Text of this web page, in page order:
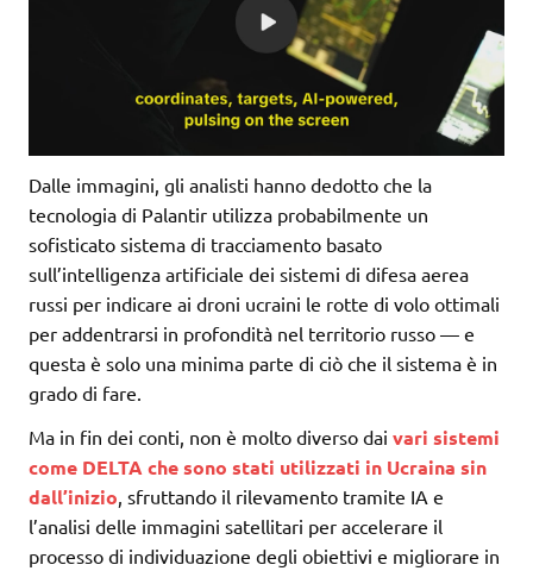
Dalle immagini, gli analisti hanno dedotto che la
tecnologia di Palantir utilizza probabilmente un
sofisticato sistema di tracciamento basato
sull’intelligenza artificiale dei sistemi di difesa aerea
russi per indicare ai droni ucraini le rotte di volo ottimali
per addentrarsi in profondità nel territorio russo — e
questa è solo una minima parte di ciò che il sistema è in
grado di fare.
Ma in fin dei conti, non è molto diverso dai vari sistemi
come DELTA che sono stati utilizzati in Ucraina sin
dall’inizio, sfruttando il rilevamento tramite IA e
l’analisi delle immagini satellitari per accelerare il
processo di individuazione degli obiettivi e migliorare in